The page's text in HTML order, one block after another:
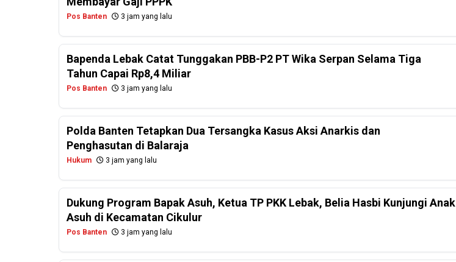
Pos Banten 3 jam yang lalu
Bapenda Lebak Catat Tunggakan PBB-P2 PT Wika Serpan Selama Tiga
Tahun Capai Rp8,4 Miliar
Pos Banten 3 jam yang lalu
Polda Banten Tetapkan Dua Tersangka Kasus Aksi Anarkis dan
Penghasutan di Balaraja
Hukum 3 jam yang lalu
Dukung Program Bapak Asuh, Ketua TP PKK Lebak, Belia Hasbi Kunjungi Anak
Asuh di Kecamatan Cikulur
Pos Banten 3 jam yang lalu